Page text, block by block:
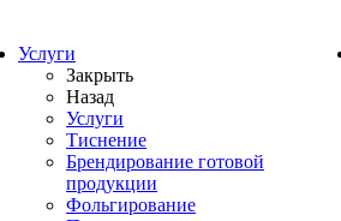
Услуги
Закрыть
Назад
Услуги
Тиснение
Брендирование готовой
продукции
Фольгирование